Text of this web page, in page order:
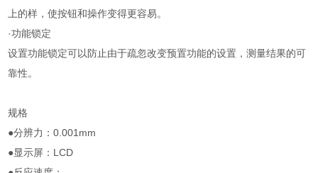
上的样，使按钮和操作变得更容易。
·功能锁定
设置功能锁定可以防止由于疏忽改变预置功能的设置，测量结果的可
靠性。
规格
●分辨力：0.001mm
●显示屏：LCD